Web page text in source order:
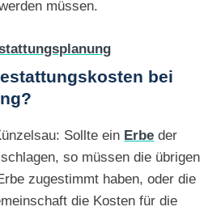
müssen.
bei
Sollte ein Erbe der
so müssen die übrigen
zugestimmt haben, oder die
die Kosten für die